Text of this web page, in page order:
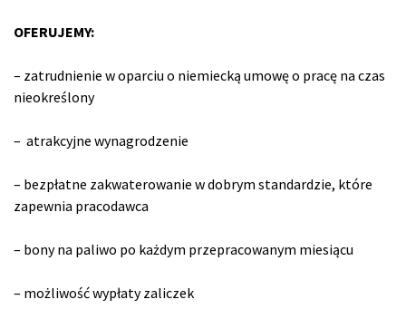
OFERUJEMY:
– zatrudnienie w oparciu o niemiecką umowę o pracę na czas
nieokreślony
– atrakcyjne wynagrodzenie
– bezpłatne zakwaterowanie w dobrym standardzie, które
zapewnia pracodawca
– bony na paliwo po każdym przepracowanym miesiącu
– możliwość wypłaty zaliczek